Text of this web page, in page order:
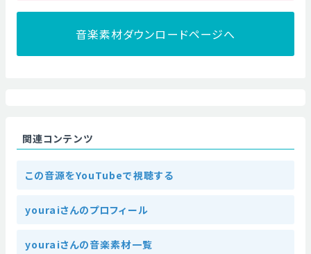
音楽素材ダウンロードページへ
関連コンテンツ
この音源をYouTubeで視聴する
youraiさんのプロフィール
youraiさんの音楽素材一覧